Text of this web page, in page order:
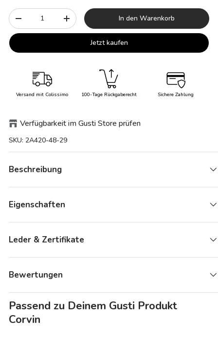
Anzahl
-
+ In den Warenkorb
Jetzt kaufen
Versand mit Colissimo 100-Tage Rückgaberecht Sichere Zahlung
Verfügbarkeit im Gusti Store prüfen
SKU: 2A420-48-29
Beschreibung
Eigenschaften
Leder & Zertifikate
Bewertungen
Passend zu Deinem Gusti Produkt
Corvin